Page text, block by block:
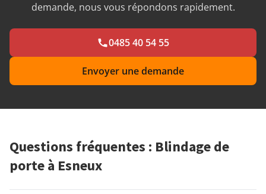
demande, nous vous répondons rapidement.
0485 40 54 55
Envoyer une demande
Questions fréquentes : Blindage de
porte à Esneux